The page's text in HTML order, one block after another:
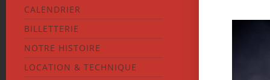
CALENDRIER
BILLETTERIE
NOTRE HISTOIRE
LOCATION & TECHNIQUE